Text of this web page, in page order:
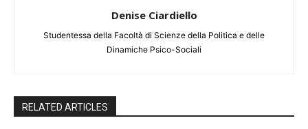
Denise Ciardiello
Studentessa della Facoltà di Scienze della Politica e delle
Dinamiche Psico-Sociali
RELATED ARTICLES